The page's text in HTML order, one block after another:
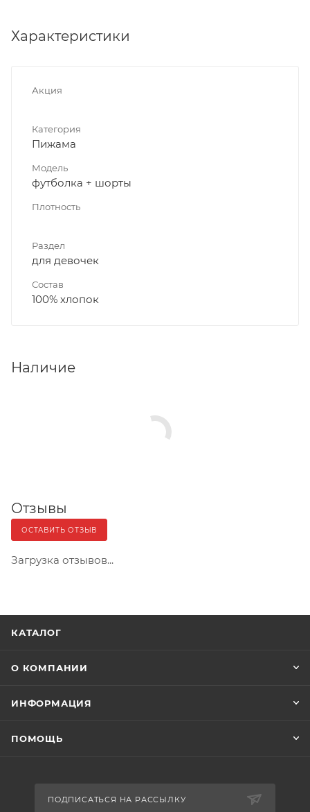
Характеристики
Акция
Категория
Пижама
Модель
футболка + шорты
Плотность
Раздел
для девочек
Состав
100% хлопок
Наличие
Отзывы
ОСТАВИТЬ ОТЗЫВ
Загрузка отзывов...
КАТАЛОГ
О КОМПАНИИ
ИНФОРМАЦИЯ
ПОМОЩЬ
ПОДПИСАТЬСЯ НА РАССЫЛКУ